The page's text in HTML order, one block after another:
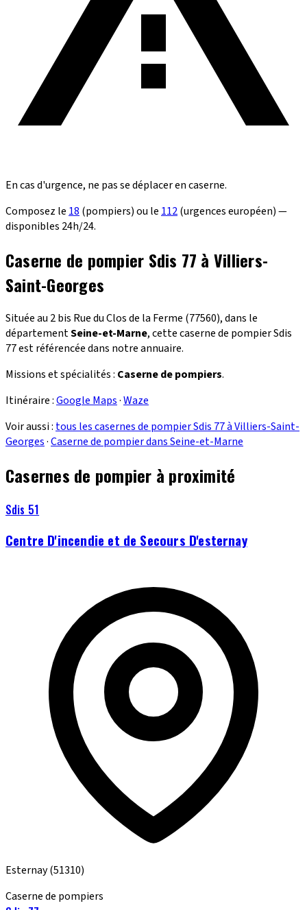
En cas d'urgence, ne pas se déplacer en caserne.
Composez le 18 (pompiers) ou le 112(urgences européen) —
disponibles 24h/24.
Caserne de pompier Sdis 77 à Villiers-
Saint-Georges
Située au 2 bis Rue du Clos de la Ferme (77560), dans le
départementSeine-et-Marne, cette caserne de pompier Sdis
77 est référencée dans notre annuaire.
Missions et spécialités : Caserne de pompiers.
Itinéraire :Google Maps·Waze
Voir aussi : tous les casernes de pompier Sdis 77 à Villiers-Saint-
Georges·Caserne de pompier dans Seine-et-Marne
Casernes de pompier à proximité
Sdis 51
Centre D'incendie et de Secours D'esternay
Esternay(51310)
Caserne de pompiers